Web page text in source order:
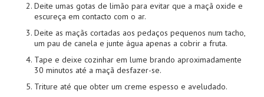
Deite umas gotas de limão para evitar que a maçã oxide e
escureça em contacto com o ar.
Deite as maçãs cortadas aos pedaços pequenos num tacho,
um pau de canela e junte água apenas a cobrir a fruta.
Tape e deixe cozinhar em lume brando aproximadamente
30 minutos até a maçã desfazer-se.
Triture até que obter um creme espesso e aveludado.